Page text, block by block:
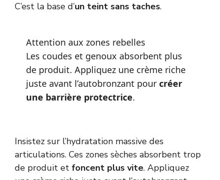
C’est la base d’un teint sans taches.
Attention aux zones rebelles
Les coudes et genoux absorbent plus
de produit. Appliquez une crème riche
juste avant l’autobronzant pour créer
une barrière protectrice.
Insistez sur l’hydratation massive des
articulations. Ces zones sèches absorbent trop
de produit et foncent plus vite. Appliquez